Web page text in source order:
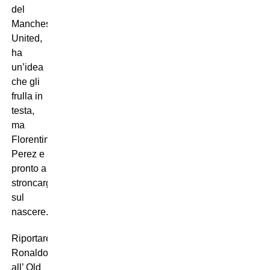
del
Manchester
United,
ha
un’idea
che gli
frulla in
testa,
ma
Florentino
Perez e
pronto a
stroncargliela
sul
nascere.
Riportare
Ronaldo
all’ Old